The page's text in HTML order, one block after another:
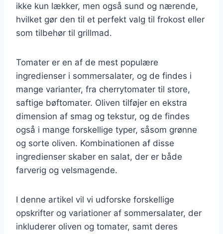
ikke kun lækker, men også sund og nærende,
hvilket gør den til et perfekt valg til frokost eller
som tilbehør til grillmad.
Tomater er en af de mest populære
ingredienser i sommersalater, og de findes i
mange varianter, fra cherrytomater til store,
saftige bøftomater. Oliven tilføjer en ekstra
dimension af smag og tekstur, og de findes
også i mange forskellige typer, såsom grønne
og sorte oliven. Kombinationen af disse
ingredienser skaber en salat, der er både
farverig og velsmagende.
I denne artikel vil vi udforske forskellige
opskrifter og variationer af sommersalater, der
inkluderer oliven og tomater, samt deres